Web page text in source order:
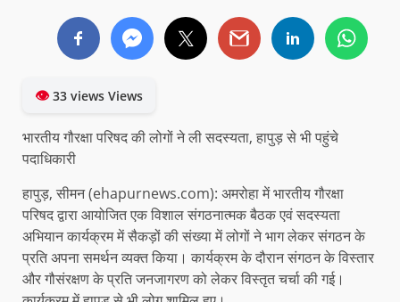
👁33 views Views
भारतीय गौरक्षा परिषद की लोगों ने ली सदस्यता, हापुड़ से भी पहुंचे
पदाधिकारी
हापुड़, सीमन (ehapurnews.com): अमरोहा में भारतीय गौरक्षा
परिषद द्वारा आयोजित एक विशाल संगठनात्मक बैठक एवं सदस्यता
अभियान कार्यक्रम में सैकड़ों की संख्या में लोगों ने भाग लेकर संगठन के
प्रति अपना समर्थन व्यक्त किया। कार्यक्रम के दौरान संगठन के विस्तार
और गौसंरक्षण के प्रति जनजागरण को लेकर विस्तृत चर्चा की गई।